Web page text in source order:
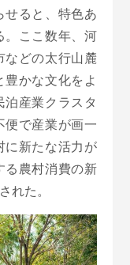
せると、特色あ
。ここ数年、河
などの太行山麓
豊かな文化をよ
泊産業クラスタ
便で産業が画一
に新たな活力が
る農村消費の新
れた。